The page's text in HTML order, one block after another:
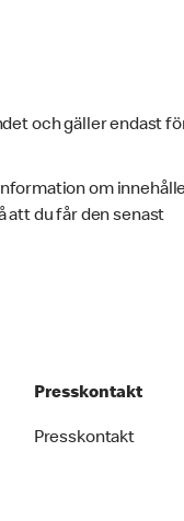
och gäller endast
om
att du får den senast
Presskontakt
Presskontakt